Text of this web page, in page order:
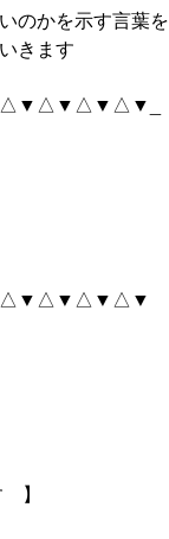
のかを示す言葉を
きます
】